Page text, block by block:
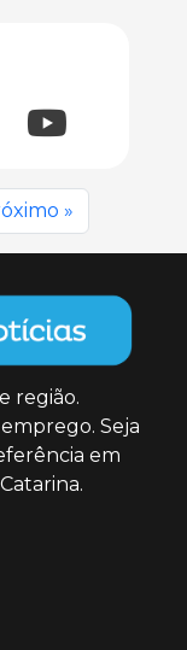
»
região.
Seja
em